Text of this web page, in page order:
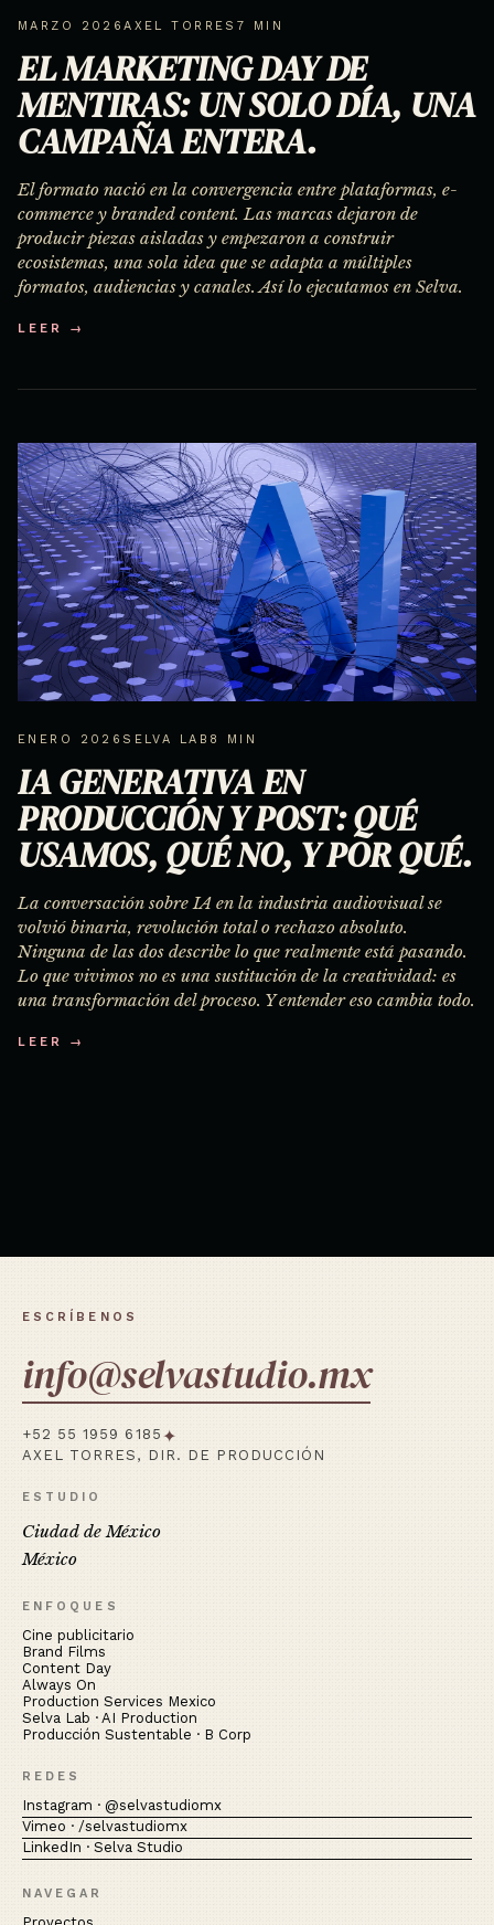
MARZO 2026AXEL TORRES 7 MIN
EL MARKETING DAY DE
MENTIRAS: UN SOLO DÍA, UNA
CAMPAÑA ENTERA.
El formato nació en la convergencia entre plataformas, e-
commerce y branded content. Las marcas dejaron de
producir piezas aisladas y empezaron a construir
ecosistemas, una sola idea que se adapta a múltiples
formatos, audiencias y canales. Así lo ejecutamos en Selva.
LEER →
ENERO 2026 SELVA LAB 8 MIN
IA GENERATIVA EN
PRODUCCIÓN Y POST: QUÉ
USAMOS, QUÉ NO, Y POR QUÉ.
La conversación sobre IA en la industria audiovisual se
volvió binaria, revolución total o rechazo absoluto.
Ninguna de las dos describe lo que realmente está pasando.
Lo que vivimos no es una sustitución de la creatividad: es
una transformación del proceso. Y entender eso cambia todo.
LEER →
ESCRÍBENOS
info@selvastudio.mx
+52 55 1959 6185 ✦
AXEL TORRES, DIR. DE PRODUCCIÓN
ESTUDIO
Ciudad de México
México
ENFOQUES
Cine publicitario
Brand Films
Content Day
Always On
Production Services Mexico
Selva Lab · AI Production
Producción Sustentable · B Corp
REDES
Instagram · @selvastudiomx
Vimeo · /selvastudiomx
LinkedIn · Selva Studio
NAVEGAR